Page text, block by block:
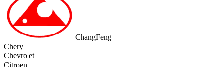
ChangFeng
Chery
Chevrolet
Citroen